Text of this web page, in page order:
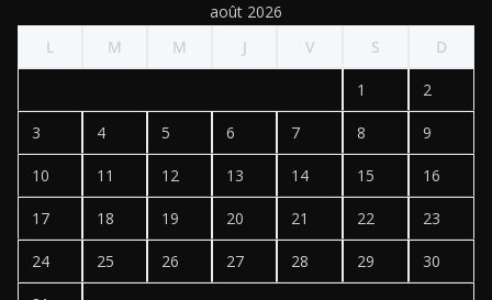
août 2026
L
M M J V S D
1 2
3 4 5 6 7 8 9
10 11 12 13 14 15 16
17 18 19 20 21 22 23
24 25 26 27 28 29 30